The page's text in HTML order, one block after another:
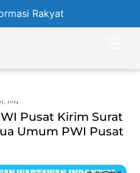
Rakyat
2024
Pusat Kirim Surat
Umum PWI Pusat